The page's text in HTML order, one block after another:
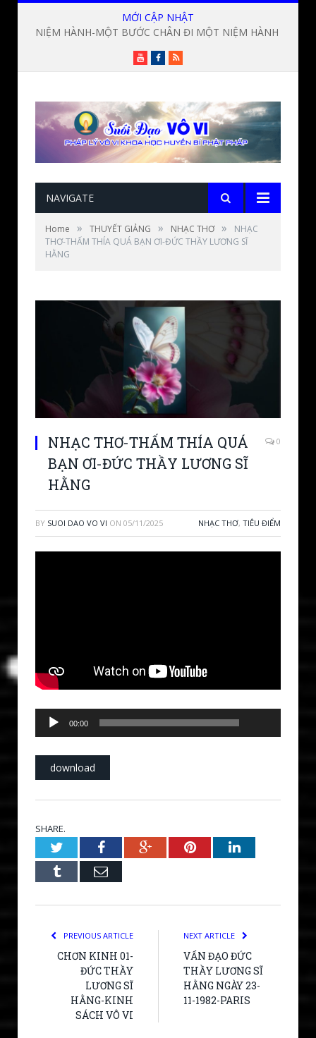
MỚI CẬP NHẬT
YoutubeFacebook
RSS
NAVIGATE
Home » THUYẾT GIẢNG » NHẠC THƠ »
NHẠC
THƠ-THẤM THÍA QUÁ BẠN ƠI-ĐỨC THẦY LƯƠNG SĨ
HẰNG
NHẠC THƠ-THẤM THÍA QUÁ
BẠN ƠI-ĐỨC THẦY LƯƠNG SĨ
HẰNG
0
BY SUOI DAO VO VI ON 05/11/2025 NHẠC THƠ, TIÊU ĐIỂM
Audio
Player
00:00
download
SHARE.
TwitterFacebookGoogle+PinterestLinkedIn
Tumblr Email
PREVIOUS ARTICLE
CHƠN KINH 01-
ĐỨC THẦY
LƯƠNG SĨ
HẰNG-KINH
SÁCH VÔ VI
NEXT ARTICLE
VẤN ĐẠO ĐỨC
THẦY LƯƠNG SĨ
HẰNG NGÀY 23-
11-1982-PARIS